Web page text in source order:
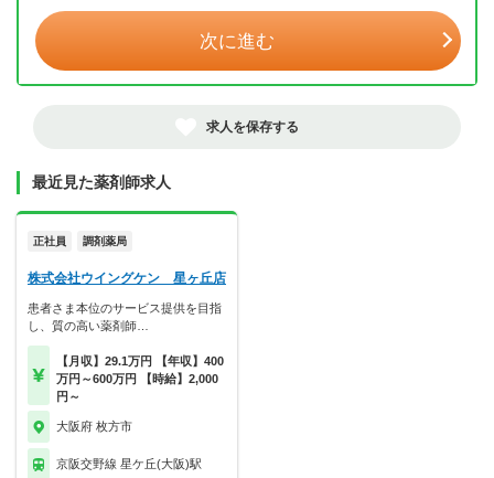
次に進む
求人を保存する
最近見た薬剤師求人
正社員 調剤薬局
株式会社ウイングケン 星ヶ丘店
患者さま本位のサービス提供を目指
し、質の高い薬剤師…
【月収】29.1万円 【年収】400
万円～600万円 【時給】2,000
円～
大阪府 枚方市
京阪交野線 星ケ丘(大阪)駅